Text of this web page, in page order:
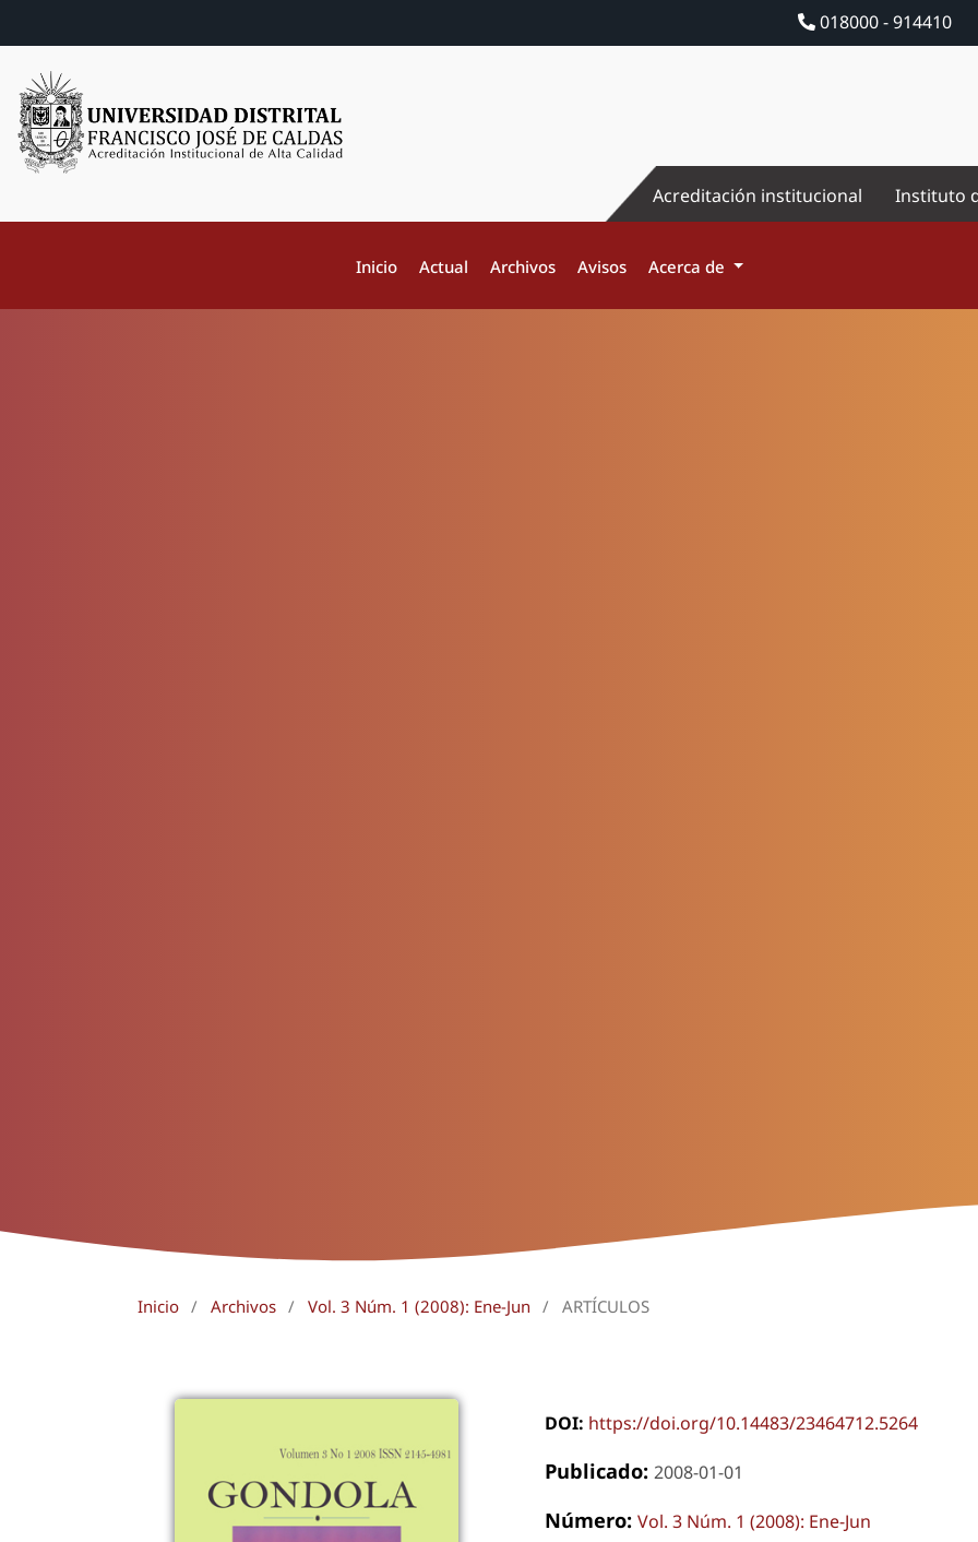
018000 - 914410
Acreditación institucional Instituto
Inicio Actual Archivos Avisos Acerca de
Inicio / Archivos / Vol. 3 Núm. 1 (2008): Ene-Jun / ARTÍCULOS
DOI: https://doi.org/10.14483/23464712.5264
Publicado: 2008-01-01
Número: Vol. 3 Núm. 1 (2008): Ene-Jun